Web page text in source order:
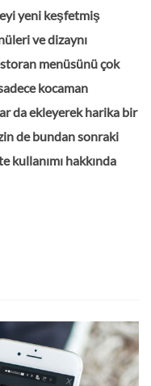
yeni keşfetmiş
ve dizaynı
menüsünü çok
kocaman
da ekleyerek harika bir
de bundan sonraki
kullanımı hakkında